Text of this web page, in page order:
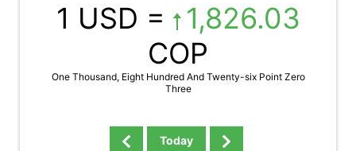
1 USD =
1,826.03
COP
One Thousand, Eight Hundred And Twenty-six Point Zero
Three
Today